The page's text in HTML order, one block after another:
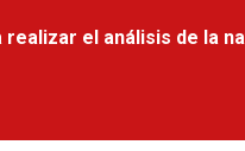
el análisis de la